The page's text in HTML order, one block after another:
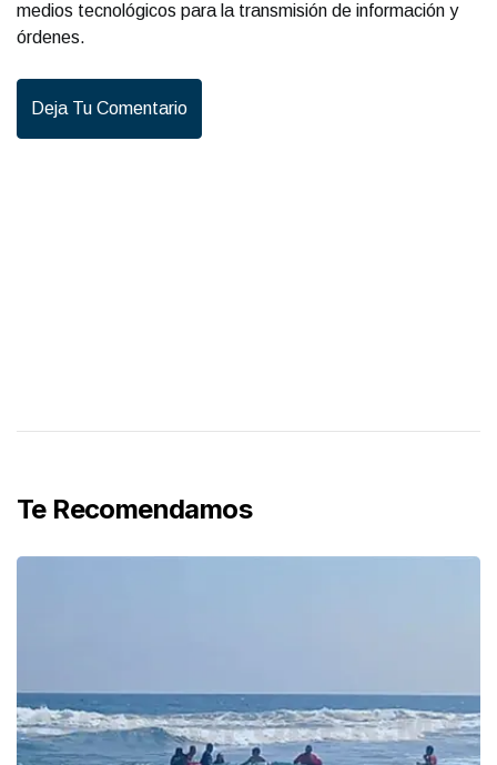
medios tecnológicos para la transmisión de información y
órdenes.
Deja Tu Comentario
Te Recomendamos